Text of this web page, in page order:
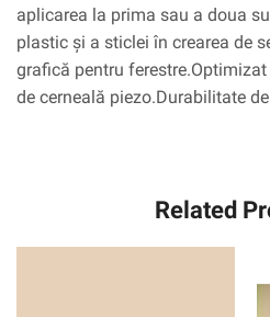
aplicarea la prima sau a doua
plastic și a sticlei în crearea de
grafică pentru
de cerneală piezo.Durabilitate
Related